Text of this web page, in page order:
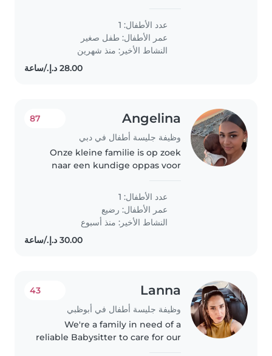
loves going out with me.
عدد الأطفال: 1
عمر الأطفال: طفل صغير
النشاط الأخير: منذ شهرين
Angelina
وظيفة جليسة أطفال في دبي
87
Onze kleine familie is op zoek
naar een kundige oppas voor
zorg en liefde op te vangen. We
zoeken iemand die goed kan
omgaan met een kalme, lieve en
speelse..
عدد الأطفال: 1
عمر الأطفال: رضيع
النشاط الأخير: منذ أسبوع
Lanna
وظيفة جليسة أطفال في أبوظبي
43
We're a family in need of a
reliable Babysitter to care for our